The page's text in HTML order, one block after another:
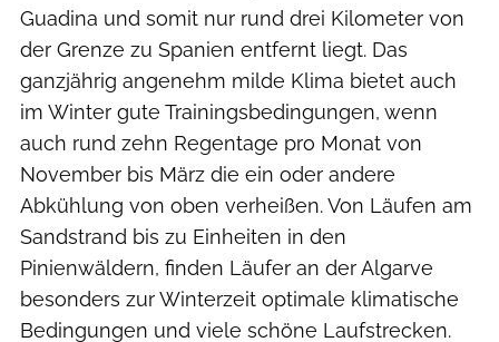
Guadina und somit nur rund drei Kilometer von
der Grenze zu Spanien entfernt liegt. Das
ganzjährig angenehm milde Klima bietet auch
im Winter gute Trainingsbedingungen, wenn
auch rund zehn Regentage pro Monat von
November bis März die ein oder andere
Abkühlung von oben verheißen. Von Läufen am
Sandstrand bis zu Einheiten in den
Pinienwäldern, finden Läufer an der Algarve
besonders zur Winterzeit optimale klimatische
Bedingungen und viele schöne Laufstrecken.